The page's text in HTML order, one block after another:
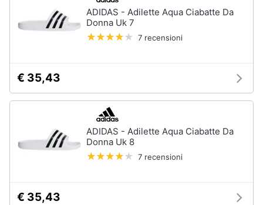
ADIDAS - Adilette Aqua Ciabatte Da
Donna Uk 7
7 recensioni
€ 35,43
ADIDAS - Adilette Aqua Ciabatte Da
Donna Uk 8
7 recensioni
€ 35,43